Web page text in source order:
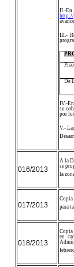
II.-
http://
III.-
De
IV.-
su
por
V.-
016/2013
A la
se
la
017/2013
Copia
para
018/2013
Copia
en